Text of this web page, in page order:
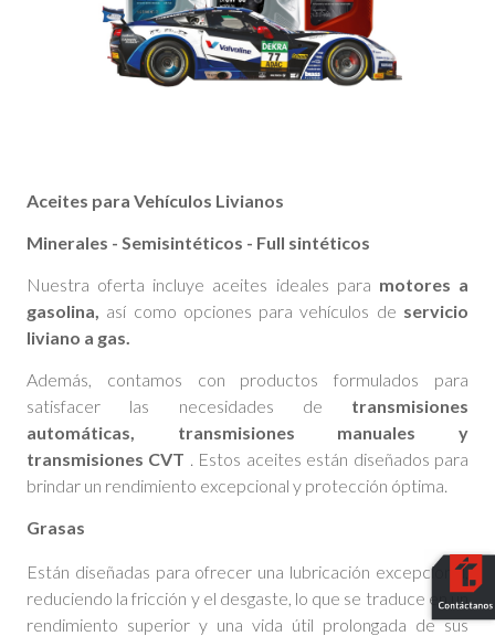
Aceites para Vehículos Livianos
Minerales - Semisintéticos - Full sintéticos
Nuestra oferta incluye aceites ideales para motores a
gasolina,
así como opciones para vehículos de servicio
liviano a gas.
Además, contamos con productos formulados para
satisfacer las necesidades de transmisiones
automáticas,
transmisiones manuales y
transmisiones CVT . Estos aceites están diseñados para
brindar un rendimiento excepcional y protección óptima.
Grasas
Están diseñadas para ofrecer una lubricación excepcional,
reduciendo la fricción y el desgaste, lo que se traduce en un
rendimiento superior y una vida útil prolongada de sus